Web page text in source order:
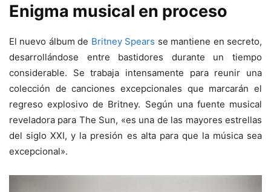
Enigma musical en proceso
El nuevo álbum de Britney Spears se mantiene en secreto,
desarrollándose entre bastidores durante un tiempo
considerable. Se trabaja intensamente para reunir una
colección de canciones excepcionales que marcarán el
regreso explosivo de Britney. Según una fuente musical
reveladora para The Sun, «es una de las mayores estrellas
del siglo XXI, y la presión es alta para que la música sea
excepcional».